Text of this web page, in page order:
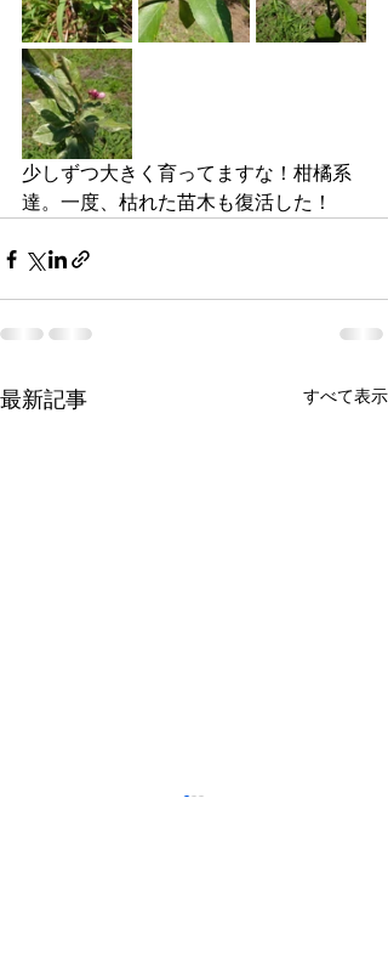
少しずつ大きく育ってますな！柑橘系
達。一度、枯れた苗木も復活した！
最新記事 すべて表示